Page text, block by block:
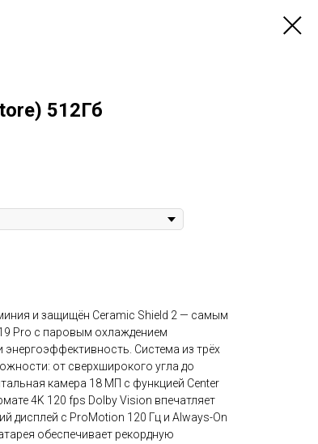
512Гб
и защищён Ceramic Shield 2 — самым
Pro с паровым охлаждением
Система из трёх
от сверхширокого угла до
камера 18 МП с функцией Center
4K 120 fps Dolby Vision впечатляет
дисплей с ProMotion 120 Гц и Always-On
обеспечивает рекордную